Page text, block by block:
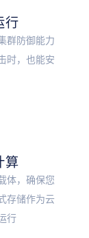
行
群防御能力
时，也能安
算
体，确保您
存储作为云
行